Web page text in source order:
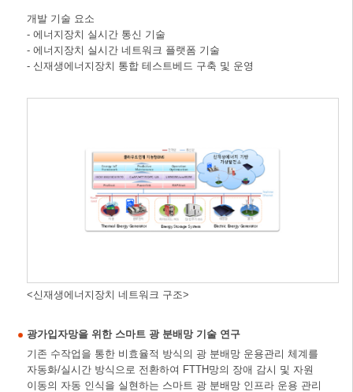
개발 기술 요소
- 에너지장치 실시간 통신 기술
- 에너지장치 실시간 네트워크 플랫폼 기술
- 신재생에너지장치 통합 테스트베드 구축 및 운영
<신재생에너지장치 네트워크 구조>
광가입자망을 위한 스마트 광 분배망 기술 연구
기존 수작업을 통한 비효율적 방식의 광 분배망 운용관리 체계를
자동화/실시간 방식으로 전환하여 FTTH망의 장애 감시 및 자원
이동의 자동 인식을 실현하는 스마트 광 분배망 인프라 운용 관리